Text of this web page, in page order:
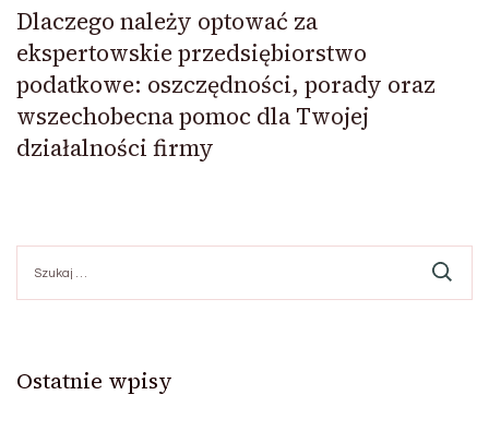
Dlaczego należy optować za
ekspertowskie przedsiębiorstwo
podatkowe: oszczędności, porady oraz
wszechobecna pomoc dla Twojej
działalności firmy
Ostatnie wpisy